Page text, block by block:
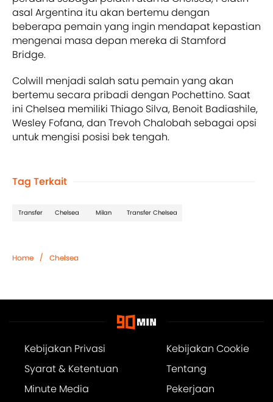
asal Argentina itu akan bertemu dengan
beberapa pemain yang ingin mendapat kepastian
mengenai masa depan mereka di Stamford
Bridge.
Colwill menjadi salah satu pemain yang akan
bertemu secara pribadi dengan Pochettino. Saat
ini Chelsea memiliki Thiago Silva, Benoit Badiashile,
Wesley Fofana, dan Trevoh Chalobah sebagai opsi
untuk mengisi posisi bek tengah.
Tag Terkait
Transfer Chelsea Milan Transfer Chelsea
Home / Chelsea
Kebijakan Privasi
Kebijakan Cookie
Syarat & Ketentuan
Tentang
Minute Media
Pekerjaan